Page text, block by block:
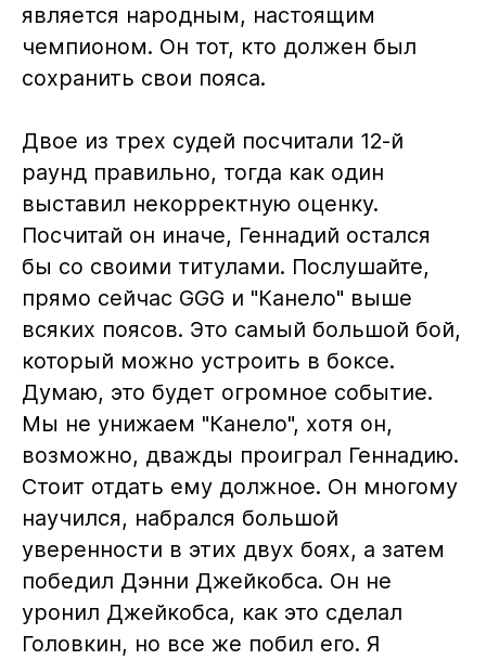
является народным, настоящим
чемпионом. Он тот, кто должен был
сохранить свои пояса.
Двое из трех судей посчитали 12-й
раунд правильно, тогда как один
выставил некорректную оценку.
Посчитай он иначе, Геннадий остался
бы со своими титулами. Послушайте,
прямо сейчас GGG и "Канело" выше
всяких поясов. Это самый большой бой,
который можно устроить в боксе.
Думаю, это будет огромное событие.
Мы не унижаем "Канело", хотя он,
возможно, дважды проиграл Геннадию.
Стоит отдать ему должное. Он многому
научился, набрался большой
уверенности в этих двух боях, а затем
победил Дэнни Джейкобса. Он не
уронил Джейкобса, как это сделал
Головкин, но все же побил его. Я